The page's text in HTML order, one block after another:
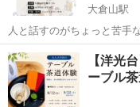
大倉山駅
人と話すのがちょっと苦手
グコーチが、人前で自然体
ショップを提案します！ 面接に役立つ！ 営業に役立つ！ 対人関係に
役立つ！ 異性関係...
神奈川 横浜市 大倉山
【洋光
ーブル